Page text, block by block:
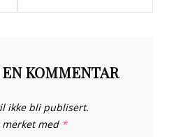
KOMMENTAR
ikke bli publisert.
med *